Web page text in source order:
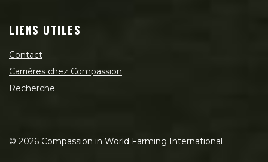
LIENS UTILES
Contact
Carrières chez Compassion
Recherche
© 2026 Compassion in World Farming International